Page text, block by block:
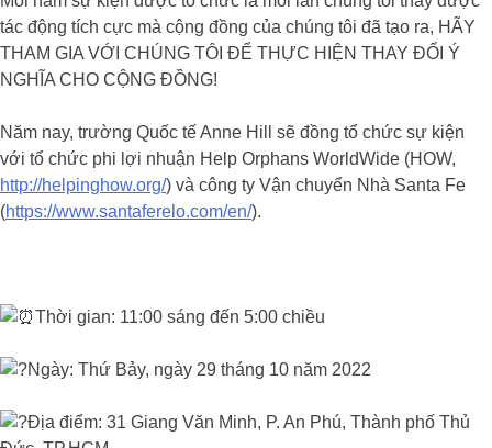
tác động tích cực mà cộng đồng của chúng tôi đã tạo ra, HÃY
THAM GIA VỚI CHÚNG TÔI ĐỂ THỰC HIỆN THAY ĐỔI Ý
NGHĨA CHO CỘNG ĐỒNG!
Năm nay, trường Quốc tế Anne Hill sẽ đồng tổ chức sự kiện
với tổ chức phi lợi nhuận Help Orphans WorldWide (HOW,
http://helpinghow.org/) và công ty Vận chuyển Nhà Santa Fe
(https://www.santaferelo.com/en/).
Thời gian: 11:00 sáng đến 5:00 chiều
Ngày: Thứ Bảy, ngày 29 tháng 10 năm 2022
Địa điểm: 31 Giang Văn Minh, P. An Phú, Thành phố Thủ